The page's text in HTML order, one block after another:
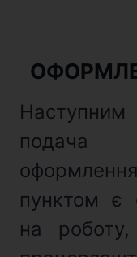
Наступним
подача
пунктом є
на